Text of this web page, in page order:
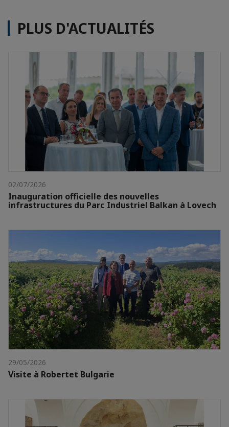
PLUS D'ACTUALITÉS
02/07/2026
Inauguration officielle des nouvelles
infrastructures du Parc Industriel Balkan à Lovech
29/05/2026
Visite à Robertet Bulgarie